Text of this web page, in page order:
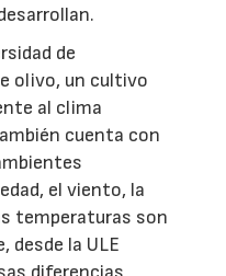
de
olivo, un cultivo
al clima
cuenta con
el viento, la
temperaturas son
desde la ULE